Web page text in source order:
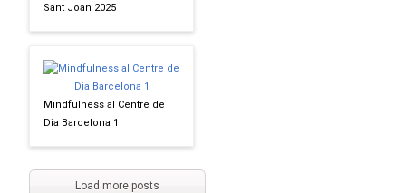
Sant Joan 2025
Mindfulness al Centre de
Dia Barcelona 1
Load more posts